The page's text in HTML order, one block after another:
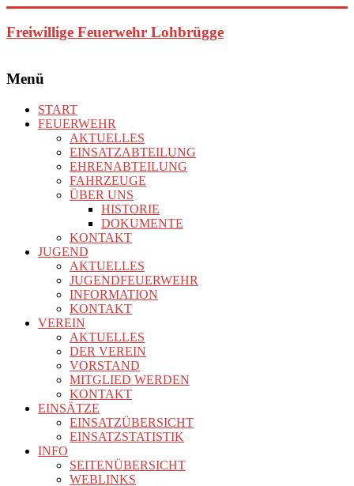
Inhalt
springen
Freiwillige Feuerwehr Lohbrügge
Menü
START
FEUERWEHR
AKTUELLES
EINSATZABTEILUNG
EHRENABTEILUNG
FAHRZEUGE
ÜBER UNS
HISTORIE
DOKUMENTE
KONTAKT
JUGEND
AKTUELLES
JUGENDFEUERWEHR
INFORMATION
KONTAKT
VEREIN
AKTUELLES
DER VEREIN
VORSTAND
MITGLIED WERDEN
KONTAKT
EINSÄTZE
EINSATZÜBERSICHT
EINSATZSTATISTIK
INFO
SEITENÜBERSICHT
WEBLINKS